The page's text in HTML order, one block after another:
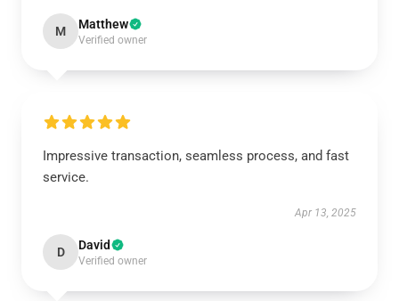
M Matthew
Verified owner
Impressive transaction, seamless process, and fast
service.
Apr 13, 2025
D David
Verified owner